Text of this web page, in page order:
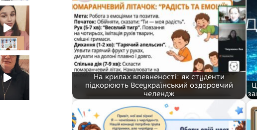
На крилах впевненості: як студенти
підкорюють Всеукраїнський оздоровчий
челендж